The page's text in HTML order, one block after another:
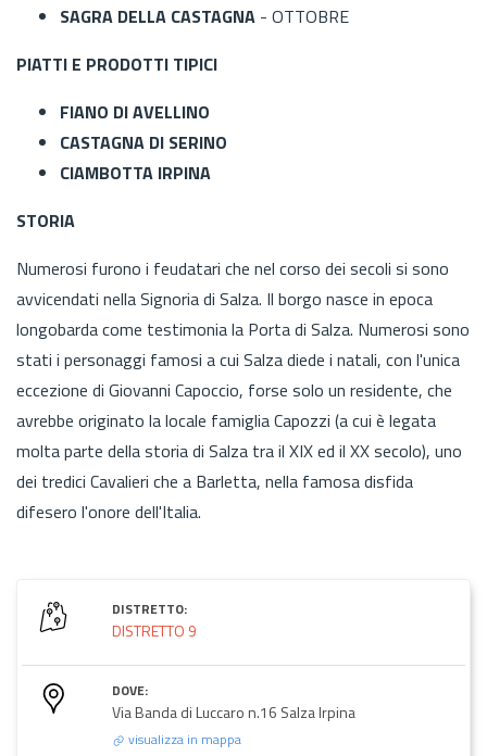
SAGRA DELLA CASTAGNA - OTTOBRE
PIATTI E PRODOTTI TIPICI
FIANO DI AVELLINO
CASTAGNA DI SERINO
CIAMBOTTA IRPINA
STORIA
Numerosi furono i feudatari che nel corso dei secoli si sono
avvicendati nella Signoria di Salza. Il borgo nasce in epoca
longobarda come testimonia la Porta di Salza. Numerosi sono
stati i personaggi famosi a cui Salza diede i natali, con l'unica
eccezione di Giovanni Capoccio, forse solo un residente, che
avrebbe originato la locale famiglia Capozzi (a cui è legata
molta parte della storia di Salza tra il XIX ed il XX secolo), uno
dei tredici Cavalieri che a Barletta, nella famosa disfida
difesero l'onore dell'Italia.
DISTRETTO:
DISTRETTO 9
DOVE:
Via Banda di Luccaro n.16 Salza Irpina
visualizza in mappa